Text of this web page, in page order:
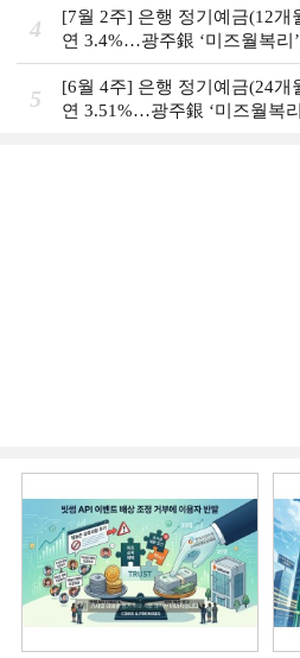
4
[7월 2주] 은행 정기예금(12개
연 3.4%…광주銀 ‘미즈월복리’
5
[6월 4주] 은행 정기예금(24개
연 3.51%…광주銀 ‘미즈월복